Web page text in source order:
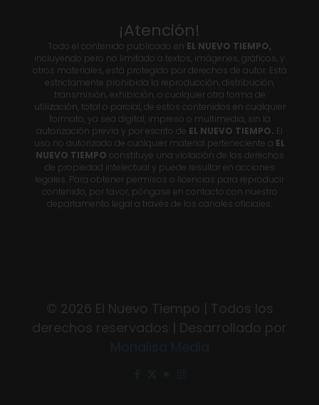
¡Atención!
Todo el contenido publicado en EL NUEVO TIEMPO,
incluyendo pero no limitado a textos, imágenes, gráficos, y
otros materiales, está protegido por derechos de autor. Está
estrictamente prohibida la reproducción, distribución,
transmisión, exhibición, o cualquier otra forma de
utilización, total o parcial, de estos contenidos en cualquier
formato, ya sea digital, impreso o multimedia, sin la
autorización previa y por escrito de EL NUEVO TIEMPO. El
uso no autorizado de cualquier material perteneciente a EL
NUEVO TIEMPO constituye una violación de los derechos
de propiedad intelectual y puede resultar en acciones
legales. Para obtener permisos o licencias para reproducir
contenido, por favor, póngase en contacto con nuestro
departamento legal a través de los canales oficiales.
© 2026 El Nuevo Tiempo | Todos los
derechos reservados | Desarrollado por